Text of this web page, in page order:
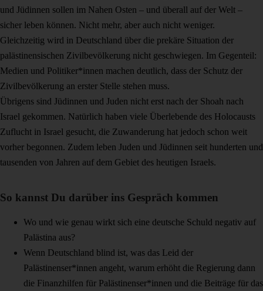
und Jüdinnen sollen im Nahen Osten – und überall auf der Welt –
sicher leben können. Nicht mehr, aber auch nicht weniger.
Gleichzeitig wird in Deutschland über die prekäre Situation der
palästinensischen Zivilbevölkerung nicht geschwiegen. Im Gegenteil:
Medien und Politiker*innen machen deutlich, dass der Schutz der
Zivilbevölkerung an erster Stelle stehen muss.
Übrigens sind Jüdinnen und Juden nicht erst nach der Shoah nach
Israel gekommen. Natürlich haben viele Überlebende des Holocausts
Zuflucht in Israel gesucht, die Zuwanderung hat jedoch schon weit
vorher begonnen. Zudem leben Juden und Jüdinnen seit hunderten und
tausenden von Jahren auf dem Gebiet des heutigen Israels.
So kannst Du darüber ins Gespräch kommen
Wo und wie genau wirkt sich eine deutsche Schuld negativ auf
Palästina aus?
Wenn Deutschland blind ist, was das Leid der
Palästinenser*innen angeht, warum erhöht die Regierung dann
die Finanzhilfen für Palästinenser*innen und die Beiträge für das